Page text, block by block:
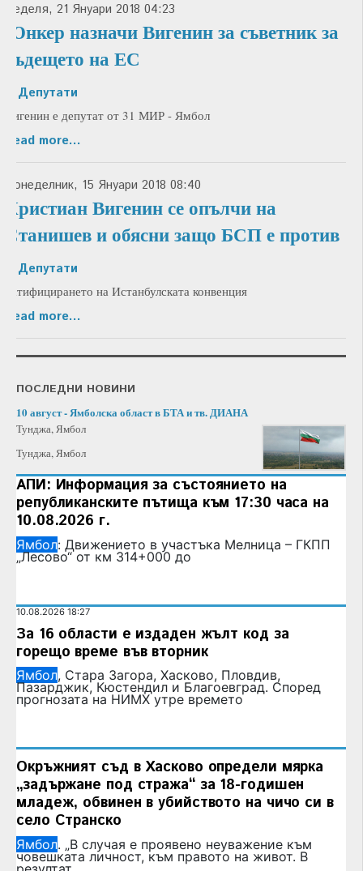
Неделя, 21 Януари 2018 04:23
Юнкер назначи Вигенин за съветник за
бъдещето на ЕС
Депутати
Вигенин е депутат от 31 МИР - Ямбол
Read more...
Понеделник, 15 Януари 2018 08:40
Кристиан Вигенин се опълчи на
Станишев и обясни защо БСП е против
Депутати
ратифицирането на Истанбулската конвенция
Read more...
ПОСЛЕДНИ НОВИНИ
10 август - Ямболска област в БТА и тв. ДИАНА
Тунджа, Ямбол
Тунджа, Ямбол
АПИ: Информация за състоянието на
републиканските пътища към 17:30 часа на
10.08.2026 г.
Ямбол: Движението в участъка Мелница – ГКПП
„Лесово“ от км 314+000 до
10.08.2026 18:27
За 16 области е издаден жълт код за
горещо време във вторник
Ямбол, Стара Загора, Хасково, Пловдив,
Пазарджик, Кюстендил и Благоевград. Според
прогнозата на НИМХ утре времето
Окръжният съд в Хасково определи мярка
„задържане под стража“ за 18-годишен
младеж, обвинен в убийството на чичо си в
село Странско
Ямбол. „В случая е проявено неуважение към
човешката личност, към правото на живот. В